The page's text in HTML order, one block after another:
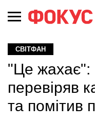
СВІТФАН
"Це жахає":
перевіряв
та помітив